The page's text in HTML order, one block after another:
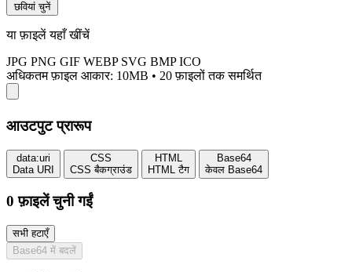
छवियां चुनें
या फ़ाइलें यहाँ खींचें
JPG PNG GIF WEBP SVG BMPICO
अधिकतम फ़ाइल आकार: 10MB • 20 फ़ाइलों तक समर्थित
आउटपुट प्रारूप
data:uri
Data URI
CSS
CSS बैकग्राउंड
HTML
HTML टैग
Base64
केवल Base64
0 फ़ाइलें चुनी गईं
सभी हटाएँ
Base64 में बदलें